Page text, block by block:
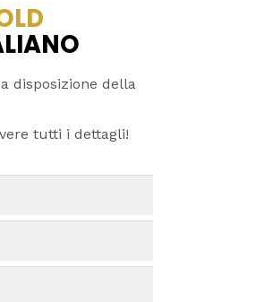
disposizione della
tutti i dettagli!